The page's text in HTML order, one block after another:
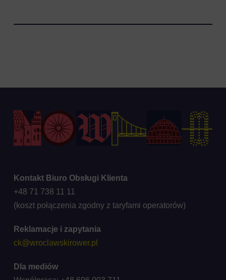
Kontakt Biuro Obsługi Klienta
+48 71 738 11 11
(koszt połączenia zgodny z taryfami operatorów)
Reklamacje i zapytania
ck@wroclawskirower.pl
Dla mediów